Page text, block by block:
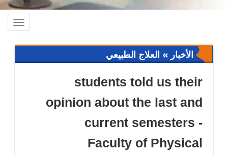
الأخبار » العلاج الطبيعي
students told us their
opinion about the last and
current semesters -
Faculty of Physical